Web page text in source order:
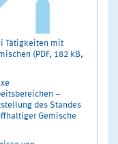
Tätigkeiten mit
(PDF, 182 kB,
–
des Standes
Gemische